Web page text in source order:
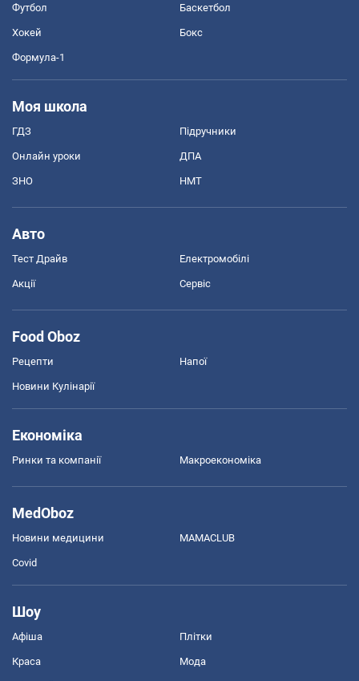
Футбол Баскетбол
Хокей Бокс
Формула-1
Моя школа
ГДЗ Підручники
Онлайн уроки ДПА
ЗНО НМТ
Авто
Тест Драйв Електромобілі
Акції Сервіс
Food Oboz
Рецепти Напої
Новини Кулінарії
Економіка
Ринки та компанії Макроекономіка
MedOboz
Новини медицини MAMACLUB
Covid
Шоу
Афіша Плітки
Краса Мода